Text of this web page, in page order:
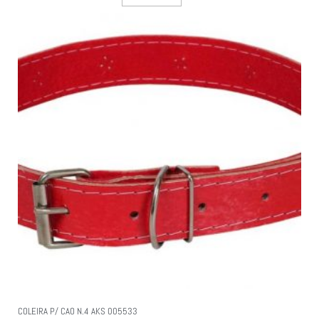
COLEIRA P/ CAO N.4 AKS 005533